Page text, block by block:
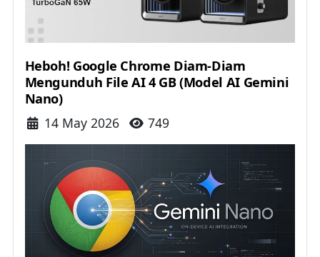
Heboh! Google Chrome Diam-Diam
Mengunduh File AI 4 GB (Model AI Gemini
Nano)
Details
14 May 2026 749